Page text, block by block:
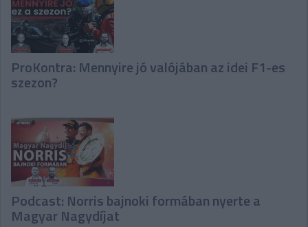
ProKontra: Mennyire jó valójában az idei F1-es
szezon?
Podcast: Norris bajnoki formában nyerte a
Magyar Nagydíjat